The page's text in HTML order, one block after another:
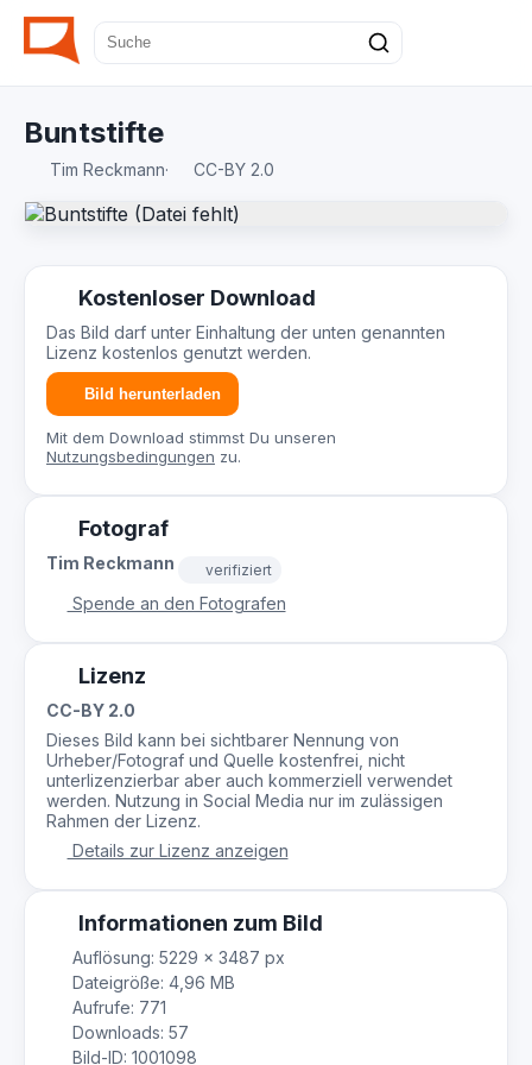
Buntstifte
Tim Reckmann· CC-BY 2.0
Kostenloser Download
Das Bild darf unter Einhaltung der unten genannten
Lizenz kostenlos genutzt werden.
Bild herunterladen
Mit dem Download stimmst Du unseren
Nutzungsbedingungen zu.
Fotograf
Tim Reckmann verifiziert
Spende an den Fotografen
Lizenz
CC-BY 2.0
Dieses Bild kann bei sichtbarer Nennung von
Urheber/Fotograf und Quelle kostenfrei, nicht
unterlizenzierbar aber auch kommerziell verwendet
werden. Nutzung in Social Media nur im zulässigen
Rahmen der Lizenz.
Details zur Lizenz anzeigen
Informationen zum Bild
Auflösung: 5229 × 3487 px
Dateigröße: 4,96 MB
Aufrufe: 771
Downloads: 57
Bild-ID: 1001098